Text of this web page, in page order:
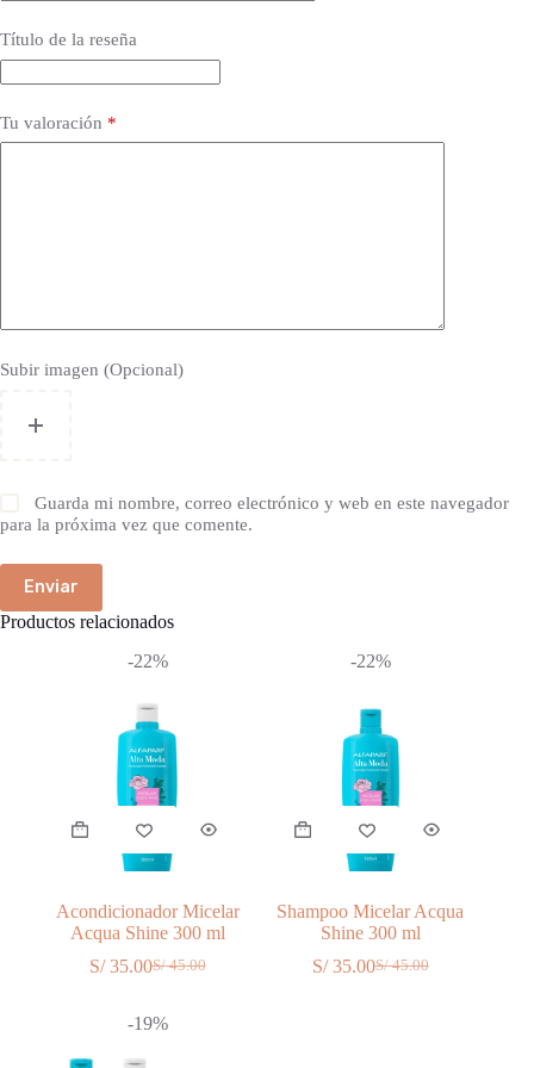
Título de la reseña
Tu valoración *
Subir imagen (Opcional)
Guarda mi nombre, correo electrónico y web en este navegador
para la próxima vez que comente.
Enviar
Productos relacionados
-22%
Acondicionador Micelar
Acqua Shine 300 ml
S/45.00
El
original
S/35.00El
actual
-22%
Shampoo Micelar Acqua
Shine 300 ml
S/45.00
El
S/35.00El
-19%